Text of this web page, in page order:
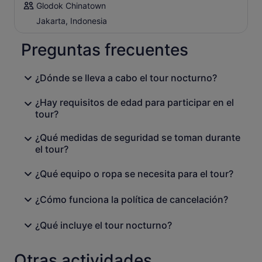
Glodok Chinatown
Jakarta, Indonesia
Preguntas frecuentes
¿Dónde se lleva a cabo el tour nocturno?
¿Hay requisitos de edad para participar en el
tour?
¿Qué medidas de seguridad se toman durante
el tour?
¿Qué equipo o ropa se necesita para el tour?
¿Cómo funciona la política de cancelación?
¿Qué incluye el tour nocturno?